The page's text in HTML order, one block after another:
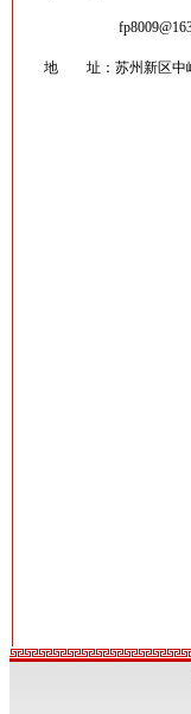
地 址：苏州新区中峰
苏